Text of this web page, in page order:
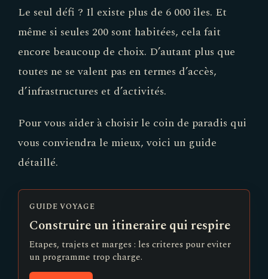
Le seul défi ? Il existe plus de 6 000 îles. Et
même si seules 200 sont habitées, cela fait
encore beaucoup de choix. D’autant plus que
toutes ne se valent pas en termes d’accès,
d’infrastructures et d’activités.
Pour vous aider à choisir le coin de paradis qui
vous conviendra le mieux, voici un guide
détaillé.
GUIDE VOYAGE
Construire un itineraire qui respire
Etapes, trajets et marges : les criteres pour eviter
un programme trop charge.